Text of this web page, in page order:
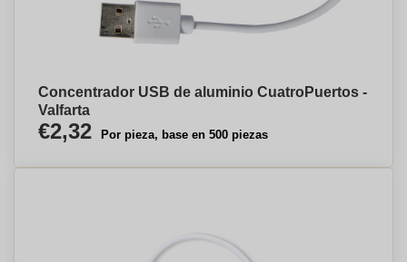
Concentrador USB de aluminio CuatroPuertos -
Valfarta
€2,32 Por pieza, base en 500 piezas